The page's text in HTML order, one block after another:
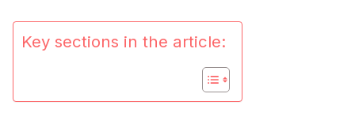
Key sections in the article: